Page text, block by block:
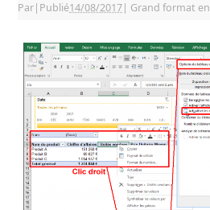
Par| Publié14/08/2017| Grand format en